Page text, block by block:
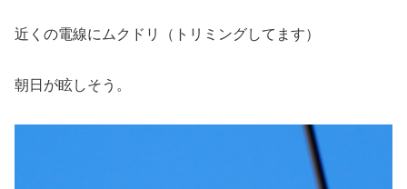
近くの電線にムクドリ（トリミングしてます）
朝日が眩しそう。